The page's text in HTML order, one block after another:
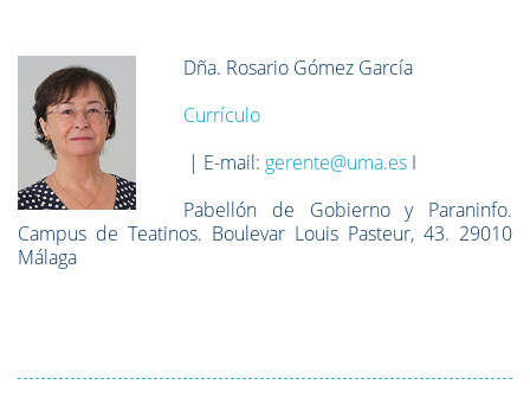
Dña. Rosario Gómez García
Currículo
| E-mail: gerente@uma.es I
Pabellón de Gobierno y Paraninfo.
Campus de Teatinos. Boulevar Louis Pasteur, 43. 29010
Málaga